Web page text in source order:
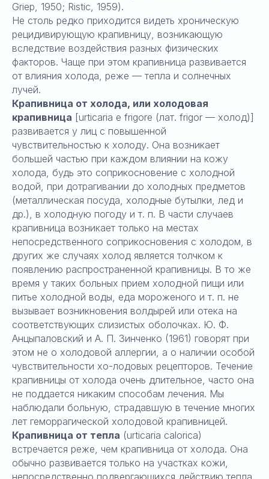
Griep, 1950; Ristic, 1959).
Не столь редко приходится видеть хроническую
рецидивирующую крапивницу, возникающую
вследствие воздействия разных физических
факторов. Чаще при этом крапивница развивается
от влияния холода, реже — тепла и солнечных
лучей.
Крапивница от холода, или холодовая
крапивница [urticaria е frigore (лат. frigor — холод)]
развивается у лиц с повышенной
чувствительностью к холоду. Она возникает
большей частью при каждом влиянии на кожу
холода, будь это соприкосновение с холодной
водой, при дотрагивании до холодных предметов
(металлическая посуда, холодные бутылки, лед и
др.), в холодную погоду и т. п. В части случаев
крапивница возникает только на местах
непосредственного соприкосновения с холодом, в
других же случаях холод является толчком к
появлению распространенной крапивницы. В то же
время у таких больных прием холодной пищи или
питье холодной воды, еда мороженого и т. п. не
вызывает возникновения волдырей или отека на
соответствующих слизистых оболочках. Ю. Ф.
Анцыпаловский и А. П. Зинченко (1961) говорят при
этом не о холодовой аллергии, а о наличии особой
чувствительности хо-лодовых рецепторов. Течение
крапивницы от холода очень длительное, часто она
не поддается никаким способам лечения. Мы
наблюдали больную, страдавшую в течение многих
лет геморрагической холодовой крапивницей.
Крапивница от тепла (urticaria calorica)
встречается реже, чем крапивница от холода. Она
обычно развивается только на участках кожи,